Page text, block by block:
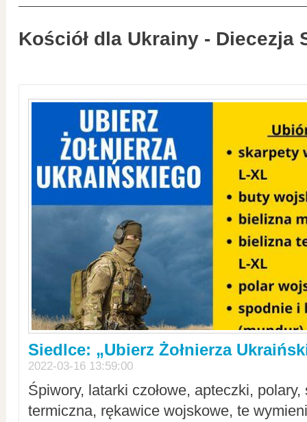
Kościół dla Ukrainy - Diecezja
Siedlce: „Ubierz Żołnierza
2022-03-16 13:59:00
Śpiwory, latarki czołowe, apteczki,
termiczna, rękawice wojskowe, te